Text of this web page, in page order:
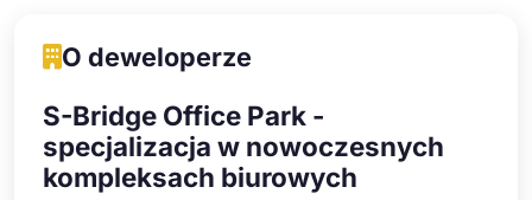
O deweloperze
S-Bridge Office Park -
specjalizacja w nowoczesnych
kompleksach biurowych